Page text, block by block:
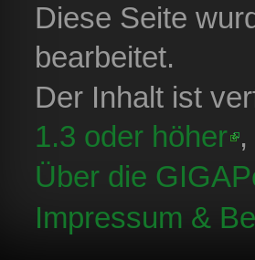
Diese Seite
bearbeitet.
Der Inhalt ist
1.3 oder höher ,
Über die
Impressum &